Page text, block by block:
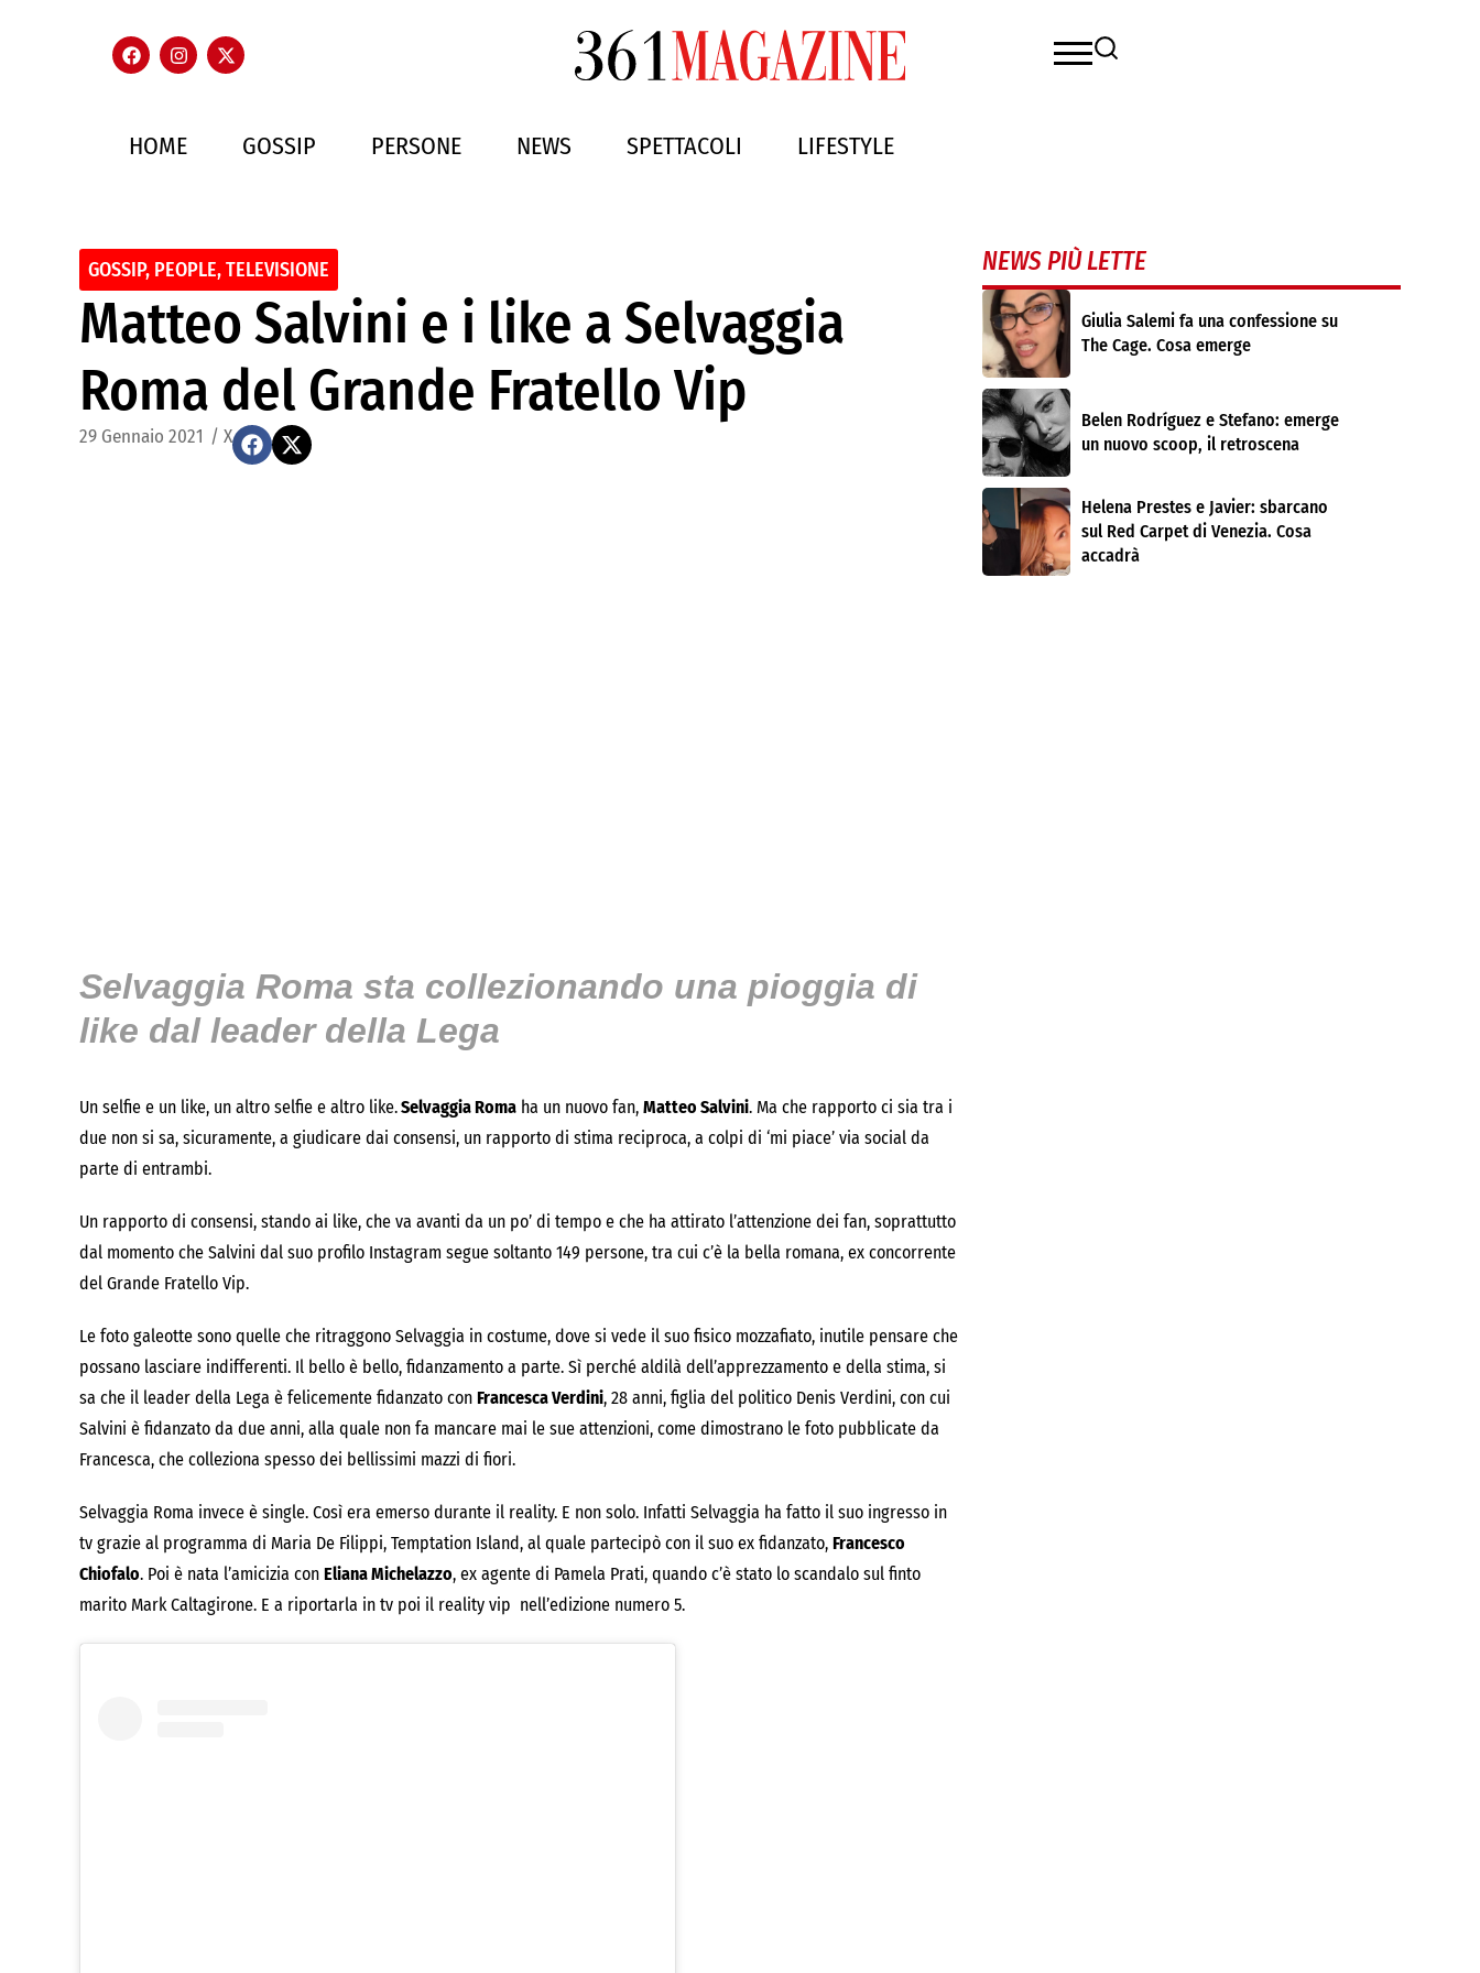
HOME GOSSIP PERSONE NEWS SPETTACOLI LIFESTYLE
GOSSIP, PEOPLE,TELEVISIONE
Matteo Salvini e i like a Selvaggia
Roma del Grande Fratello Vip
29 Gennaio 2021 / X
Selvaggia Roma sta collezionando una pioggia di
like dal leader della Lega
Un selfie e un like, un altro selfie e altro like.Selvaggia Roma ha un nuovo fan, Matteo Salvini. Ma che rapporto ci sia tra i
due non si sa, sicuramente, a giudicare dai consensi, un rapporto di stima reciproca, a colpi di ‘mi piace’ via social da
parte di entrambi.
Un rapporto di consensi, stando ai like, che va avanti da un po’ di tempo e che ha attirato l’attenzione dei fan, soprattutto
dal momento che Salvini dal suo profilo Instagram segue soltanto 149 persone, tra cui c’è la bella romana, ex concorrente
del Grande Fratello Vip.
Le foto galeotte sono quelle che ritraggono Selvaggia in costume, dove si vede il suo fisico mozzafiato, inutile pensare che
possano lasciare indifferenti. Il bello è bello, fidanzamento a parte. Sì perché aldilà dell’apprezzamento e della stima, si
sa che il leader della Lega è felicemente fidanzato con Francesca Verdini, 28 anni, figlia del politico Denis Verdini, con cui
Salvini è fidanzato da due anni, alla quale non fa mancare mai le sue attenzioni, come dimostrano le foto pubblicate da
Francesca, che colleziona spesso dei bellissimi mazzi di fiori.
Selvaggia Roma invece è single. Così era emerso durante il reality. E non solo. Infatti Selvaggia ha fatto il suo ingresso in
tv grazie al programma di Maria De Filippi, Temptation Island, al quale partecipò con il suo ex fidanzato, Francesco
Chiofalo. Poi è nata l’amicizia con Eliana Michelazzo, ex agente di Pamela Prati, quando c’è stato lo scandalo sul finto
marito Mark Caltagirone. E a riportarla in tv poi il reality vip nell’edizione numero 5.
NEWS PIÙ LETTE
Giulia Salemi fa una confessione su
The Cage. Cosa emerge
Belen Rodríguez e Stefano: emerge
un nuovo scoop, il retroscena
Helena Prestes e Javier: sbarcano
sul Red Carpet di Venezia. Cosa
accadrà